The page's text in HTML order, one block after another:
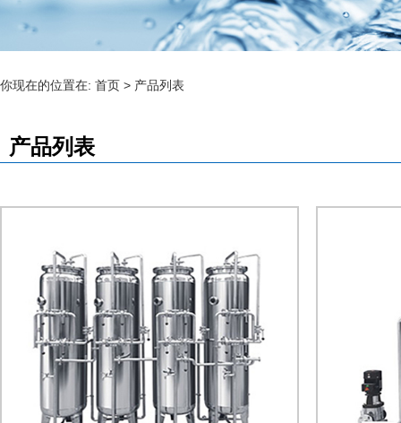
你现在的位置在: 首页 > 产品列表
产品列表